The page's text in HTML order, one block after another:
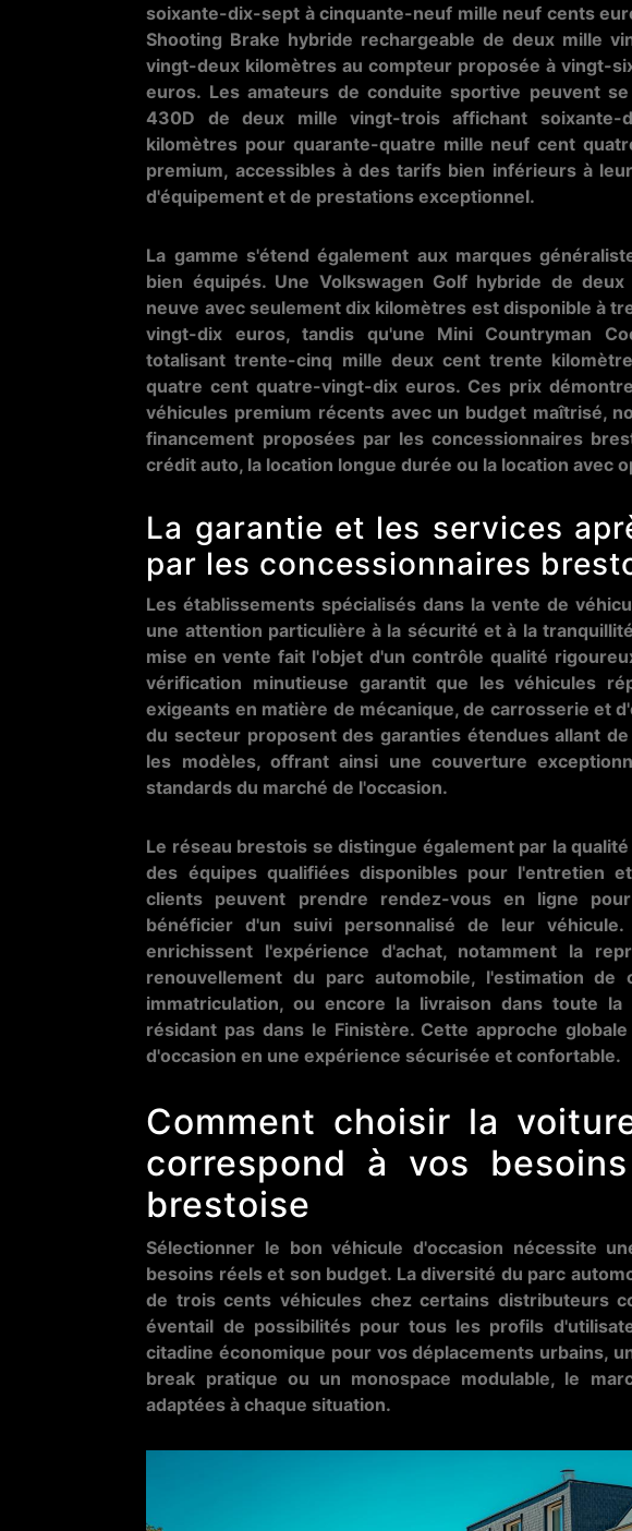
soixante-dix-sept à cinquante-neuf mille neuf cents
Shooting Brake hybride rechargeable de deux mille
vingt-deux kilomètres au compteur proposée à vingt-
euros. Les amateurs de conduite sportive peuvent
430D de deux mille vingt-trois affichant soixante-
kilomètres pour quarante-quatre mille neuf cent
premium, accessibles à des tarifs bien inférieurs à
d'équipement et de prestations exceptionnel.
La gamme s'étend également aux marques
bien équipés. Une Volkswagen Golf hybride de
neuve avec seulement dix kilomètres est disponible à
vingt-dix euros, tandis qu'une Mini Countryman
totalisant trente-cinq mille deux cent trente
quatre cent quatre-vingt-dix euros. Ces prix
véhicules premium récents avec un budget maîtrisé,
financement proposées par les concessionnaires
crédit auto, la location longue durée ou la location avec
La garantie et les services
par les concessionnaires
Les établissements spécialisés dans la vente de
une attention particulière à la sécurité et à la
mise en vente fait l'objet d'un contrôle qualité
vérification minutieuse garantit que les véhicules
exigeants en matière de mécanique, de carrosserie et
du secteur proposent des garanties étendues allant
les modèles, offrant ainsi une couverture
standards du marché de l'occasion.
Le réseau brestois se distingue également par la
des équipes qualifiées disponibles pour l'entretien
clients peuvent prendre rendez-vous en ligne
bénéficier d'un suivi personnalisé de leur véhicule.
enrichissent l'expérience d'achat, notamment la
renouvellement du parc automobile, l'estimation
immatriculation, ou encore la livraison dans toute
résidant pas dans le Finistère. Cette approche
d'occasion en une expérience sécurisée et confortable.
Comment choisir la
correspond à vos
brestoise
Sélectionner le bon véhicule d'occasion nécessite
besoins réels et son budget. La diversité du parc
de trois cents véhicules chez certains distributeurs
éventail de possibilités pour tous les profils
citadine économique pour vos déplacements urbains,
break pratique ou un monospace modulable, le
adaptées à chaque situation.